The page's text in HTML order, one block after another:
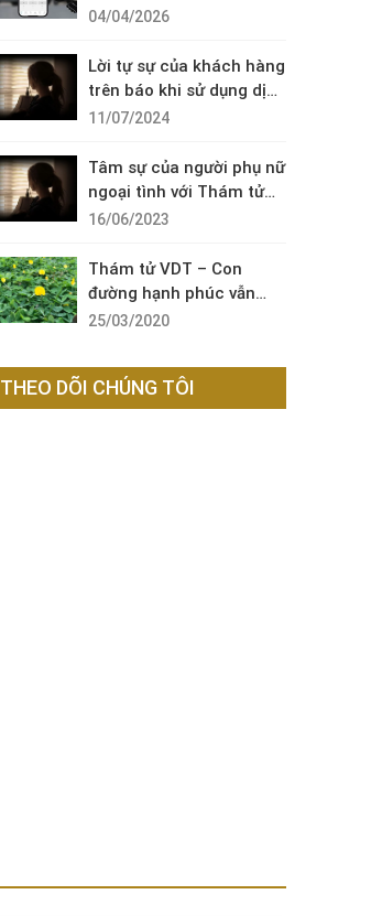
cần thiết?
04/04/2026
Lời tự sự của khách hàng
trên báo khi sử dụng dịch
vụ thám tử sài gòn VDT
11/07/2024
Tâm sự của người phụ nữ
ngoại tình với Thám tử
VDT
16/06/2023
Thám tử VDT – Con
đường hạnh phúc vẫn
còn đó !
25/03/2020
THEO DÕI CHÚNG TÔI